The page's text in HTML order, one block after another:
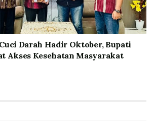
Darah Hadir Oktober, Bupati
Akses Kesehatan Masyarakat